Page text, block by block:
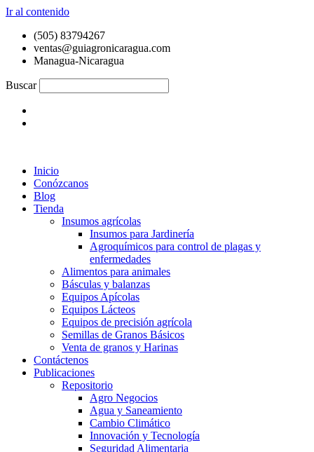
Ir al contenido
(505) 83794267
ventas@guiagronicaragua.com
Managua-Nicaragua
Buscar
Inicio
Conózcanos
Blog
Tienda
Insumos agrícolas
Insumos para Jardinería
Agroquímicos para control de plagas y
enfermedades
Alimentos para animales
Básculas y balanzas
Equipos Apícolas
Equipos Lácteos
Equipos de precisión agrícola
Semillas de Granos Básicos
Venta de granos y Harinas
Contáctenos
Publicaciones
Repositorio
Agro Negocios
Agua y Saneamiento
Cambio Climático
Innovación y Tecnología
Seguridad Alimentaria